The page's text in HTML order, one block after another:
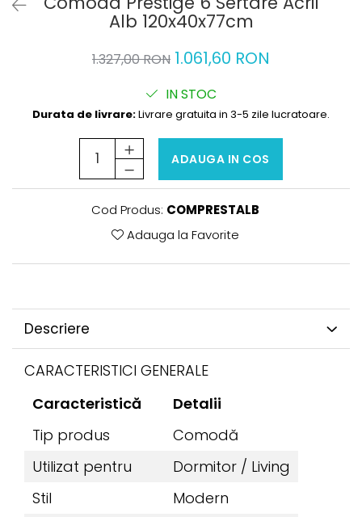
Alb 120x40x77cm
1.327,00 RON 1.061,60 RON
IN STOC
Durata de livrare:Livrare gratuita in 3-5 zile lucratoare.
ADAUGA IN COS
Cod Produs: COMPRESTALB
Adauga la Favorite
Descriere
CARACTERISTICI GENERALE
Caracteristică
Detalii
Tip produs
Comodă
Utilizat pentru
Dormitor / Living
Stil
Modern